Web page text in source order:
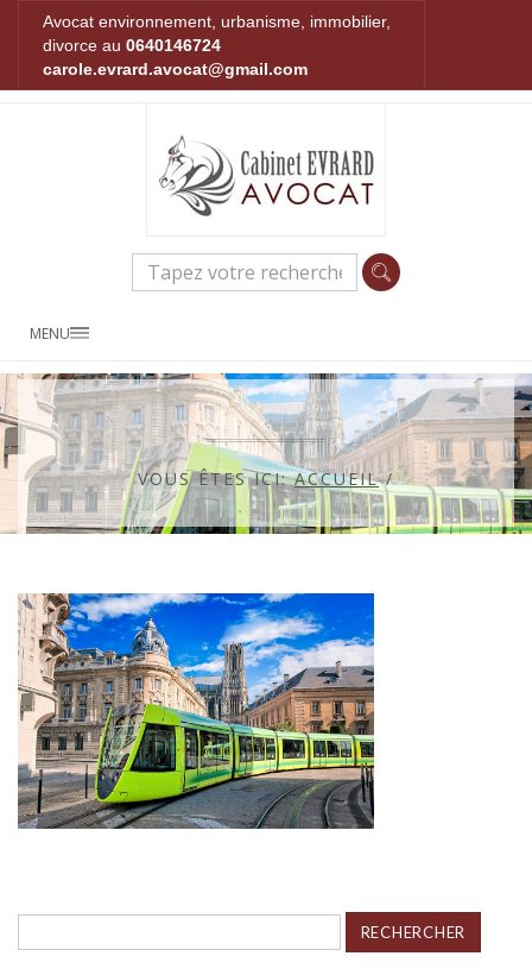
Avocat environnement, urbanisme, immobilier,
divorce au 0640146724
carole.evrard.avocat@gmail.com
MENU
VOUS ÊTES ICI:ACCUEIL/
Rechercher :